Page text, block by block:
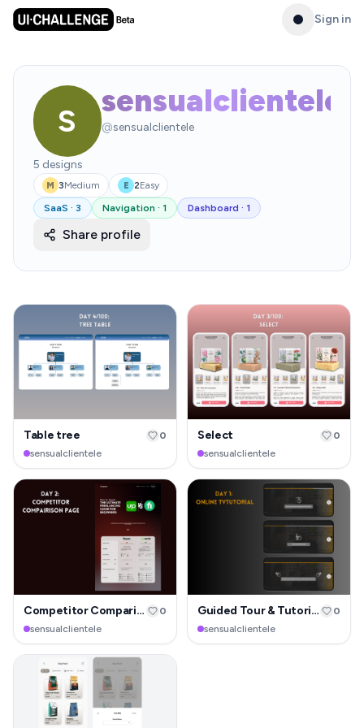
Sign in
S
sensualclientele
@sensualclientele
5 designs
M 3Medium E 2Easy
SaaS · 3 Navigation · 1 Dashboard · 1
Share profile
Table tree
sensualclientele
0 Select
sensualclientele
0
Competitor Comparison Page
sensualclientele
0 Guided Tour & Tutorial
sensualclientele
0